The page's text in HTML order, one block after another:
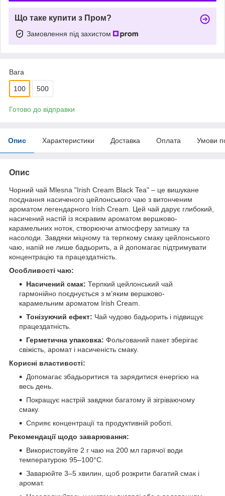
Що таке купити з Пром?
Замовлення під захистом
Вага
100 500
Готово до відправки
Опис Характеристики Доставка Оплата Умови
Опис
Чорний чай Mlesna "Irish Cream Black Tea" – це вишукане
поєднання насиченого цейлонського чаю з витонченим
ароматом легендарного Irish Cream. Цей чай дарує глибокий,
насичений настій із яскравим ароматом вершково-
карамельних ноток, створюючи атмосферу затишку та
насолоди. Завдяки міцному та терпкому смаку цейлонського
чаю, напій не лише бадьорить, а й допомагає підтримувати
концентрацію та працездатність.
Особливості чаю:
Насичений смак: Терпкий цейлонський чай
гармонійно поєднується з м’яким вершково-
карамельним ароматом Irish Cream.
Тонізуючий ефект: Чай чудово бадьорить і підвищує
працездатність.
Герметична упаковка: Фольгований пакет зберігає
свіжість, аромат і насиченість смаку.
Корисні властивості:
Допомагає збадьоритися та зарядитися енергією на
весь день.
Покращує настрій завдяки багатому й зігріваючому
смаку.
Сприяє концентрації та продуктивній роботі.
Рекомендації щодо заварювання:
Використовуйте 2 г чаю на 200 мл гарячої води
температурою 95–100°C.
Заварюйте 3–5 хвилин, щоб розкрити багатий смак і
аромат.